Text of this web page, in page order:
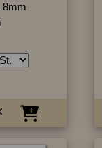
8mm